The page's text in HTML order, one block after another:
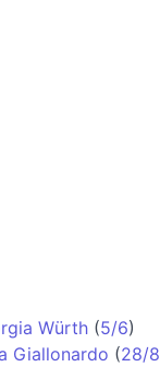
Würth (5/6)
Giallonardo (28/8